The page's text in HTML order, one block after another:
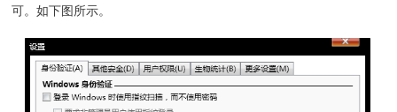
可。如下图所示。